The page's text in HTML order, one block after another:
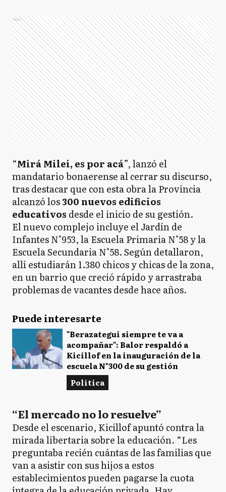
Ads
“Mirá Milei, es por acá”, lanzó el
mandatario bonaerense al cerrar su discurso,
tras destacar que con esta obra la Provincia
alcanzó los300 nuevos edificios
educativos desde el inicio de su gestión.
El nuevo complejo incluye el Jardín de
Infantes N°953, la Escuela Primaria N°58 y la
Escuela Secundaria N°58. Según detallaron,
allí estudiarán 1.380 chicos y chicas de la zona,
en un barrio que creció rápido y arrastraba
problemas de vacantes desde hace años.
Puede interesarte
"Berazategui siempre te va a
acompañar": Balor respaldó a
Kicillof en la inauguración de la
escuela N°300 de su gestión
Política
“El mercado no lo resuelve”
Desde el escenario, Kicillof apuntó contra la
mirada libertaria sobre la educación. “Les
preguntaba recién cuántas de las familias que
van a asistir con sus hijos a estos
establecimientos pueden pagarse la cuota